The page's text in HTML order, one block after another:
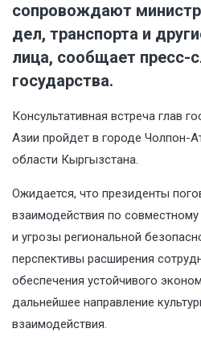
сопровождают
дел, транспорта и
лица, сообщает пресс-
государства.
Консультативная встреча глав
Азии пройдет в городе Чолпон-
области Кыргызстана.
Ожидается, что президенты
взаимодействия по
и угрозы региональной
перспективы расширения
обеспечения устойчивого
дальнейшее направление
взаимодействия.